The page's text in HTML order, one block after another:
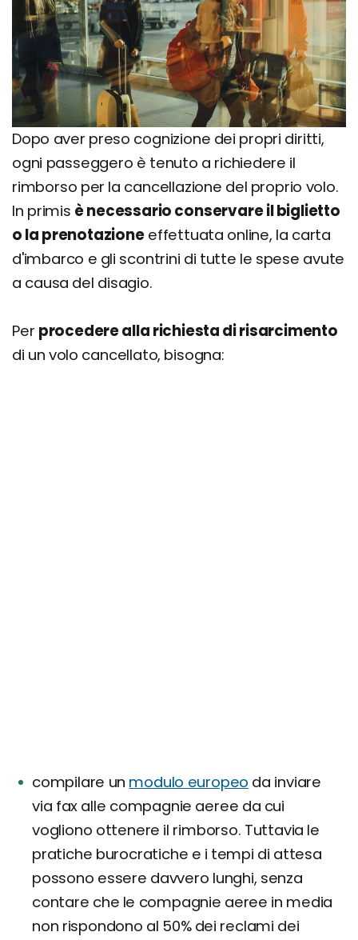
Dopo aver preso cognizione dei propri diritti,
ogni passeggero è tenuto a richiedere il
rimborso per la cancellazione del proprio volo.
In primis è necessario conservare il biglietto
o la prenotazioneeffettuata online, la carta
d'imbarco e gli scontrini di tutte le spese avute
a causa del disagio.
Per procedere alla richiesta di risarcimento
di un volo cancellato, bisogna:
compilare un modulo europeo da inviare
via fax alle compagnie aeree da cui
vogliono ottenere il rimborso. Tuttavia le
pratiche burocratiche e i tempi di attesa
possono essere davvero lunghi, senza
contare che le compagnie aeree in media
non rispondono al 50% dei reclami dei